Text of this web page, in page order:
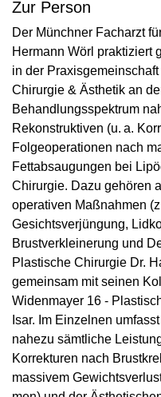
Zur Person
Der Münchner Facharzt
Hermann Wörl praktiziert
in der
Chirurgie & Ästhetik an
Behandlungsspektrum
Rekonstruktiven (u. a.
Folgeoperationen nach
Fettabsaugungen bei
Chirurgie. Dazu gehören
operativen Maßnahmen
Gesichtsverjüngung,
Brustverkleinerung und
Plastische Chirurgie Dr.
gemeinsam mit seinen
Widenmayer 16 -
Isar. Im Einzelnen
nahezu sämtliche
Korrekturen nach
massivem